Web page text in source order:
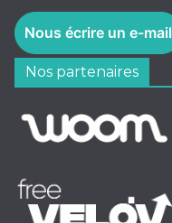
Nous écrire un e-mail
Nos partenaires